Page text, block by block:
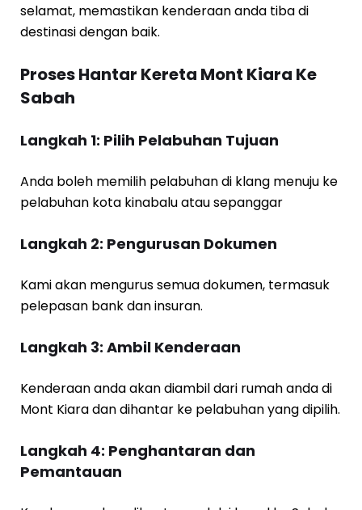
selamat, memastikan kenderaan anda tiba di
destinasi dengan baik.
Proses Hantar Kereta Mont Kiara Ke
Sabah
Langkah 1: Pilih Pelabuhan Tujuan
Anda boleh memilih pelabuhan di klang menuju ke
pelabuhan kota kinabalu atau sepanggar
Langkah 2: Pengurusan Dokumen
Kami akan mengurus semua dokumen, termasuk
pelepasan bank dan insuran.
Langkah 3: Ambil Kenderaan
Kenderaan anda akan diambil dari rumah anda di
Mont Kiara dan dihantar ke pelabuhan yang dipilih.
Langkah 4: Penghantaran dan
Pemantauan